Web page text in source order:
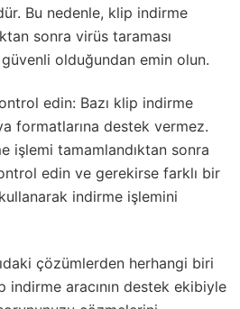
Bu nedenle, klip indirme
sonra virüs taraması
olduğundan emin olun.
edin: Bazı klip indirme
formatlarına destek vermez.
işlemi tamamlandıktan sonra
edin ve gerekirse farklı bir
indirme işlemini
çözümlerden herhangi biri
indirme aracının destek ekibiyle